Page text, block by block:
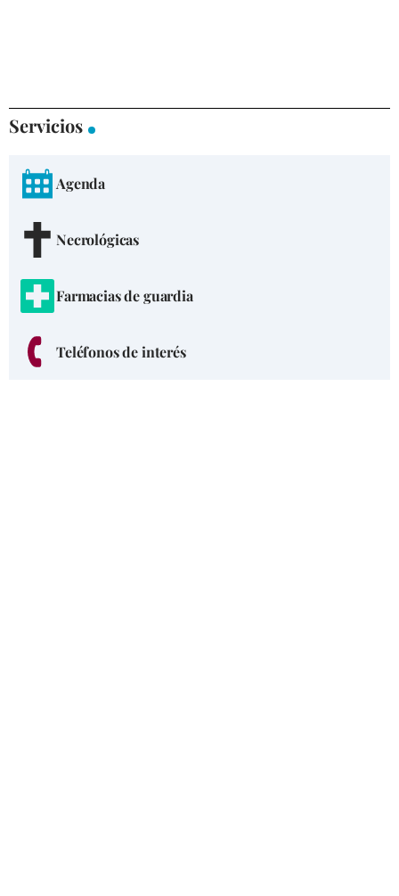
Servicios
Agenda
Necrológicas
Farmacias de guardia
Teléfonos de interés